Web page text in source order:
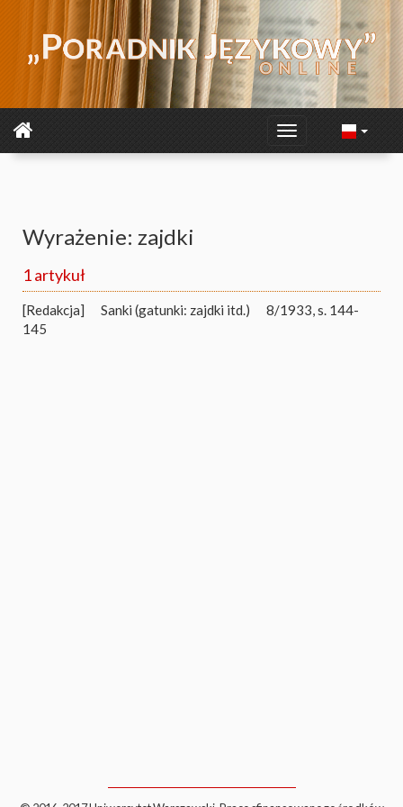
Wyrażenie: zajdki
1 artykuł
[Redakcja] Sanki (gatunki: zajdki itd.)
8/1933, s. 144-
145